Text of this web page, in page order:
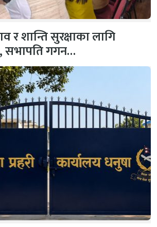
र शान्ति सुरक्षाका लागि
सभापति गगन…